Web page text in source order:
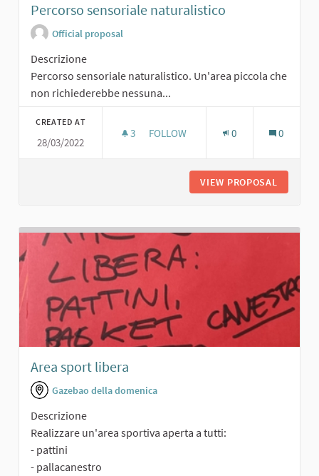
Percorso sensoriale naturalistico
Official proposal
Descrizione
Percorso sensoriale naturalistico. Un'area piccola che
non richiederebbe nessuna...
CREATED AT
28/03/2022
3 3 FOLLOWERS
FOLLOW 0 0
VIEW PROPOSAL
Area sport libera
Gazebao della domenica
Descrizione
Realizzare un'area sportiva aperta a tutti:
- pattini
- pallacanestro